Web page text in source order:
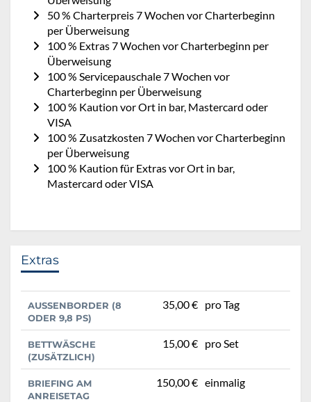
50 % Charterpreis 7 Wochen vor Charterbeginn
per Überweisung
100 % Extras 7 Wochen vor Charterbeginn per
Überweisung
100 % Servicepauschale 7 Wochen vor
Charterbeginn per Überweisung
100 % Kaution vor Ort in bar, Mastercard oder
VISA
100 % Zusatzkosten 7 Wochen vor Charterbeginn
per Überweisung
100 % Kaution für Extras vor Ort in bar,
Mastercard oder VISA
Extras
AUSSENBORDER (8 O
DER 9,8 PS)
35,00 € pro Tag
BETTWÄSCHE
(ZUSÄTZLICH)
15,00 € pro Set
BRIEFING AM
ANREISETAG
150,00 € einmalig